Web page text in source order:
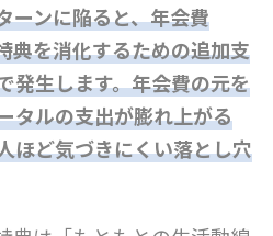
ーンに陥ると、年会費
典を消化するための追加支
発生します。年会費の元を
タルの支出が膨れ上がる
ど気づきにくい落とし穴